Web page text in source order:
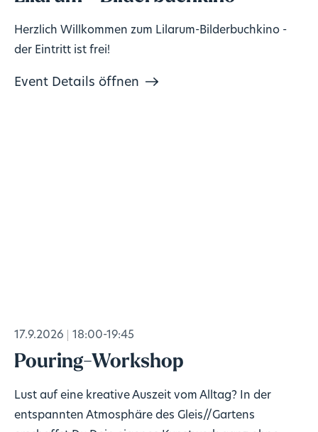
Herzlich Willkommen zum Lilarum-Bilderbuchkino -
der Eintritt ist frei!
Event Details öffnen
17.9.2026 18:00-19:45
Pouring-Workshop
Lust auf eine kreative Auszeit vom Alltag? In der
entspannten Atmosphäre des Gleis//Gartens